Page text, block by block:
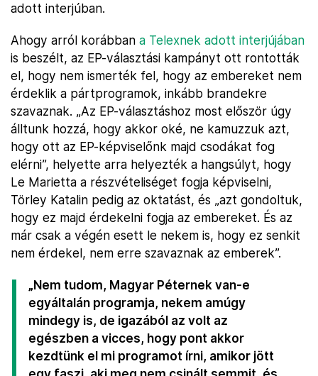
adott interjúban.
Ahogy arról korábban a Telexnek adott interjújában
is beszélt, az EP-választási kampányt ott rontották
el, hogy nem ismerték fel, hogy az embereket nem
érdeklik a pártprogramok, inkább brandekre
szavaznak. „Az EP-választáshoz most először úgy
álltunk hozzá, hogy akkor oké, ne kamuzzuk azt,
hogy ott az EP-képviselőnk majd csodákat fog
elérni”, helyette arra helyezték a hangsúlyt, hogy
Le Marietta a részvételiséget fogja képviselni,
Törley Katalin pedig az oktatást, és „azt gondoltuk,
hogy ez majd érdekelni fogja az embereket. És az
már csak a végén esett le nekem is, hogy ez senkit
nem érdekel, nem erre szavaznak az emberek”.
„Nem tudom, Magyar Péternek van-e
egyáltalán programja, nekem amúgy
mindegy is, de igazából az volt az
egészben a vicces, hogy pont akkor
kezdtünk el mi programot írni, amikor jött